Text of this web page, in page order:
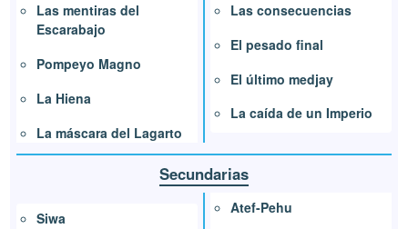
Las mentiras del
Escarabajo
Pompeyo Magno
La Hiena
La máscara del Lagarto
Las consecuencias
El pesado final
El último medjay
La caída de un Imperio
Secundarias
Siwa
Atef-Pehu